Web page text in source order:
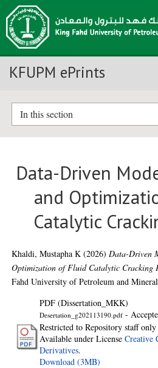
KFUPM ePrints
In this section
Data-Driven
and
Catalytic
Khaldi, Mustapha K (2026)Data-Driven
Optimization of Fluid Catalytic Cracking
Fahd University of Petroleum and
PDF (Dissertation_MKK)
Desertation_g202113190.pdf -
Restricted to Repository staff
Available under LicenseCreative
Derivatives.
Download (3MB)